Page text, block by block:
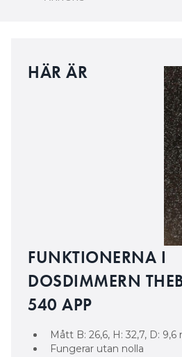
FUNKTIONERNA I
DOSDIMMERN
Mått B: 26,6, H: 32,7, D:
Kommer med
Ljuskällor: LED, glöd- och
App-styrning: Fungerar i
version för iOS är på gång.
Kan styras i scenarion
10 HÖJDPUNKTER FRÅN ELFACK
– DEN ÄR ENKEL ATT
knapptryck, ställ in lägsta